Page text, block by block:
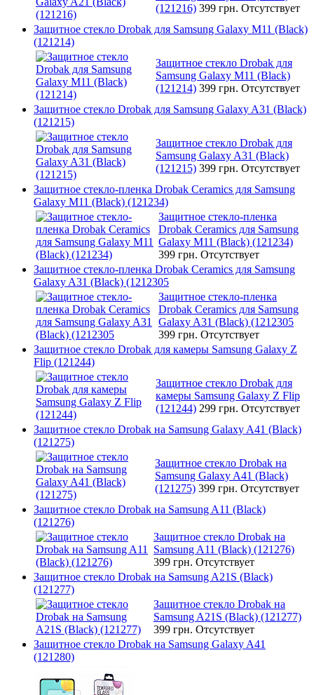
(121216) 399 грн. Отсутствует
Защитное стекло Drobak для Samsung Galaxy M11 (Black)
(121214)
Защитное стекло Drobak для
Samsung Galaxy M11 (Black)
(121214) 399 грн. Отсутствует
Защитное стекло Drobak для Samsung Galaxy A31 (Black)
(121215)
Защитное стекло Drobak для
Samsung Galaxy A31 (Black)
(121215) 399 грн. Отсутствует
Защитное стекло-пленка Drobak Ceramics для Samsung
Galaxy M11 (Black) (121234)
Защитное стекло-пленка
Drobak Ceramics для Samsung
Galaxy M11 (Black) (121234)
399 грн. Отсутствует
Защитное стекло-пленка Drobak Ceramics для Samsung
Galaxy A31 (Black) (1212305
Защитное стекло-пленка
Drobak Ceramics для Samsung
Galaxy A31 (Black) (1212305
399 грн. Отсутствует
Защитное стекло Drobak для камеры Samsung Galaxy Z
Flip (121244)
Защитное стекло Drobak для
камеры Samsung Galaxy Z Flip
(121244) 299 грн. Отсутствует
Защитное стекло Drobak на Samsung Galaxy A41 (Black)
(121275)
Защитное стекло Drobak на
Samsung Galaxy A41 (Black)
(121275) 399 грн. Отсутствует
Защитное стекло Drobak на Samsung A11 (Black)
(121276)
Защитное стекло Drobak на
Samsung A11 (Black) (121276)
399 грн. Отсутствует
Защитное стекло Drobak на Samsung A21S (Black)
(121277)
Защитное стекло Drobak на
Samsung A21S (Black) (121277)
399 грн. Отсутствует
Защитное стекло Drobak на Samsung Galaxy A41
(121280)